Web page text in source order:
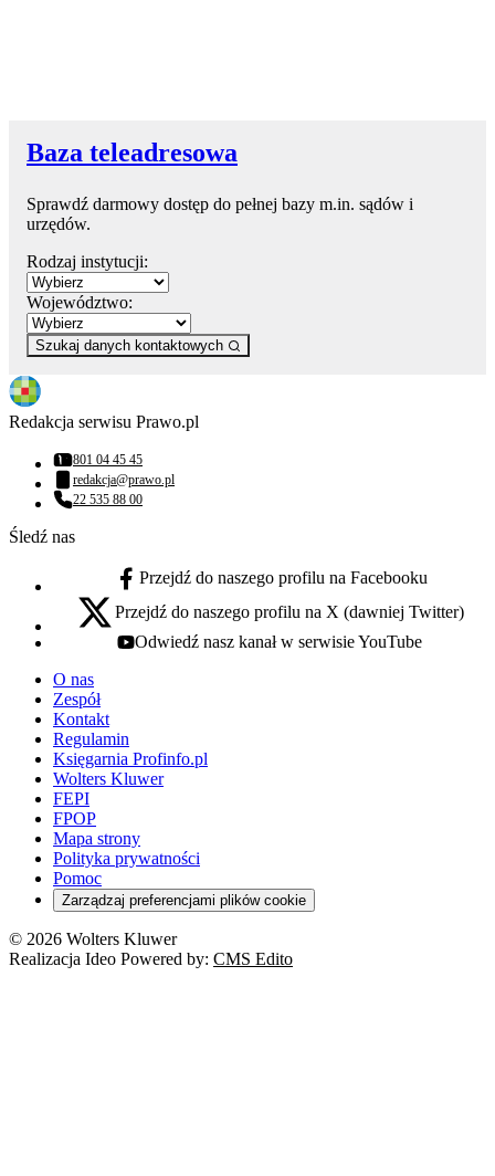
Baza teleadresowa
Sprawdź darmowy dostęp do pełnej bazy m.in. sądów i
urzędów.
Rodzaj instytucji:
Województwo:
Szukaj danych kontaktowych
Redakcja serwisu Prawo.pl
Numer telefonu:
801 04 45 45
Adres email:
redakcja@prawo.pl
Numer telefonu:
22 535 88 00
Śledź nas
facebook - otwiera się w nowej karcie
Przejdź do naszego profilu na Facebooku
x - otwiera się w nowej karcie
Przejdź do naszego profilu na X (dawniej Twitter)
youtube - otwiera się w nowej karcie
Odwiedź nasz kanał w serwisie YouTube
O nas
Zespół
Kontakt
Regulamin
Księgarnia Profinfo.pl
Wolters Kluwer
FEPI
FPOP
Mapa strony
Polityka prywatności
Pomoc
Zarządzaj preferencjami plików cookie
© 2026 Wolters Kluwer
Realizacja Ideo Powered by: CMS Edito